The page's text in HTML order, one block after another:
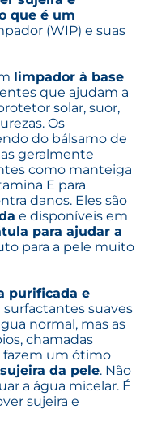
que é um
(WIP) e suas
limpador à base
que ajudam a
solar, suor,
Os
do bálsamo de
geralmente
como manteiga
E para
danos. Eles são
e disponíveis em
para ajudar a
para a pele muito
purificada e
suaves
normal, mas as
chamadas
fazem um ótimo
da pele. Não
a água micelar. É
sujeira e